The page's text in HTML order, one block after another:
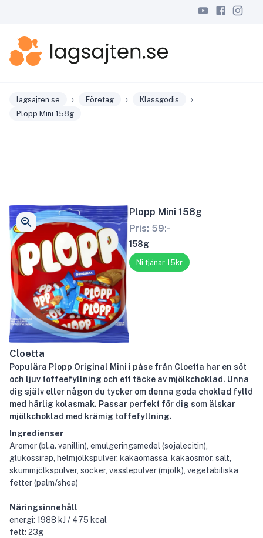
lagsajten.se › Företag › Klassgodis ›
Plopp Mini 158g
Plopp Mini 158g
Pris: 59:-
158g
Ni tjänar 15kr
Cloetta
Populära Plopp Original Mini i påse från Cloetta har en söt
och ljuv toffeefyllning och ett täcke av mjölkchoklad. Unna
dig själv eller någon du tycker om denna goda choklad fylld
med härlig kolasmak. Passar perfekt för dig som älskar
mjölkchoklad med krämig toffefyllning.
Ingredienser
Aromer (bl.a. vanillin), emulgeringsmedel (sojalecitin),
glukossirap, helmjölkspulver, kakaomassa, kakaosmör, salt,
skummjölkspulver, socker, vasslepulver (mjölk), vegetabiliska
fetter (palm/shea)
Näringsinnehåll
energi: 1988 kJ / 475 kcal
fett: 23g